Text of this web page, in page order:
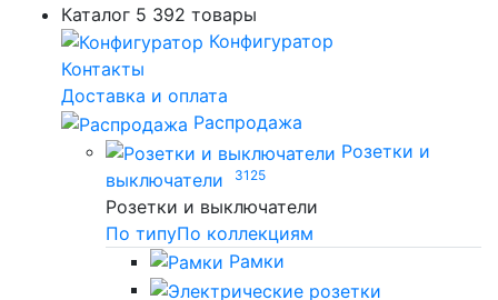
Каталог 5 392 товары
Конфигуратор
Контакты
Доставка и оплата
Распродажа
Розетки и
выключатели
3125
Розетки и выключатели
По типуПо коллекциям
Рамки